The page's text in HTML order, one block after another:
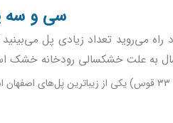
سی و سه
راه می‌روید تعداد زیادی پل
به علت خشکسالی رودخانه خشک